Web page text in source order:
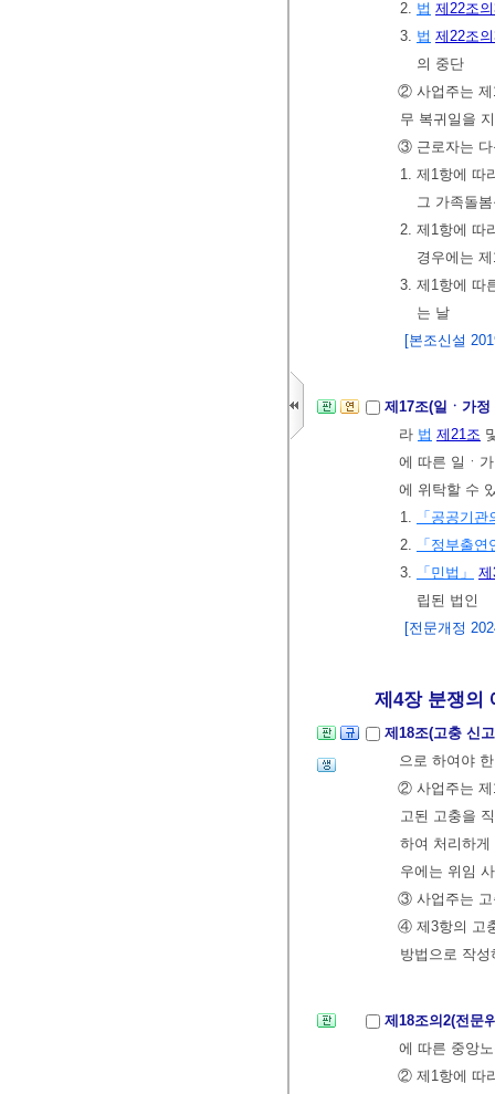
2. 법 제22조
3. 법 제22조
의 중단
② 사업주는 제
무 복귀일을
③ 근로자는 다
1. 제1항에 따
그 가족돌
2. 제1항에 따
경우에는
3. 제1항에 따
는 날
[본조신설
제17조(일ㆍ가
라 법 제21조
에 따른 일ㆍ
에 위탁할 수
1.
「공공기
2.
「정부출
3.
「민법」
립된 법인
[전문개정
제4장 분쟁의
제18조(고충 신
으로 하여야
② 사업주는 제
고된 고충을
하여 처리하
우에는 위임
③ 사업주는 고
④ 제3항의 고
방법으로 작
제18조의2(전문
에 따른 중앙
② 제1항에 따